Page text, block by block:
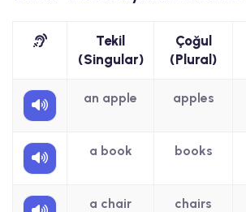
Tekil
(Singular)
Çoğul
(Plural)
an apple apples
a book books
a chair chairs